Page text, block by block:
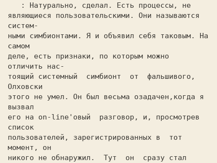
: Натурально, сделал. Есть процессы, не
являющиеся пользовательскими. Они называются
систем-
ными симбионтами. Я и объявил себя таковым. На
самом
деле, есть признаки, по которым можно
отличить нас-
тоящий системный  симбионт  от  фальшивого,
Олховски
этого не умел. Он был весьма озадачен,когда я
вызвал
его на on-line'овый  разговор, и, просмотрев
список
пользователей, зарегистрированных в  тот
момент, он
никого не обнаружил.  Тут  он  сразу стал